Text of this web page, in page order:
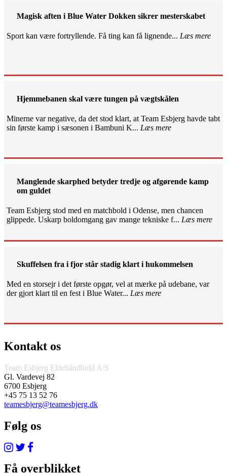
Magisk aften i Blue Water Dokken sikrer mesterskabet
Sport kan være fortryllende. Få ting kan få lignende... Læs mere
Hjemmebanen skal være tungen på vægtskålen
Minerne var negative, da det stod klart, at Team Esbjerg havde tabt
sin første kamp i sæsonen i Bambuni K... Læs mere
Manglende skarphed betyder tredje og afgørende kamp
om guldet
Team Esbjerg stod med en matchbold i Odense, men chancen
glippede. Uskarp boldomgang gav mange tekniske f... Læs mere
Skuffelsen fra i fjor står stadig klart i hukommelsen
Med en storsejr i det første opgør, vel at mærke på udebane, var
der gjort klart til en fest i Blue Water... Læs mere
Kontakt os
Team Esbjerg Elitehåndbold A/S
Gl. Vardevej 82
6700 Esbjerg
+45 75 13 52 76
teamesbjerg@teamesbjerg.dk
Følg os
Få overblikket